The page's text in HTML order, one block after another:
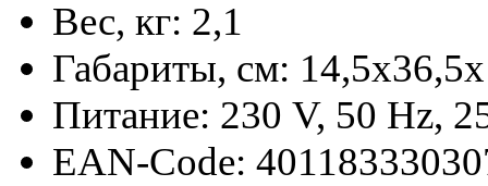
Вес, кг: 2,1
Габариты, см:
Питание: 230 V, 50 Hz,
EAN-Code: